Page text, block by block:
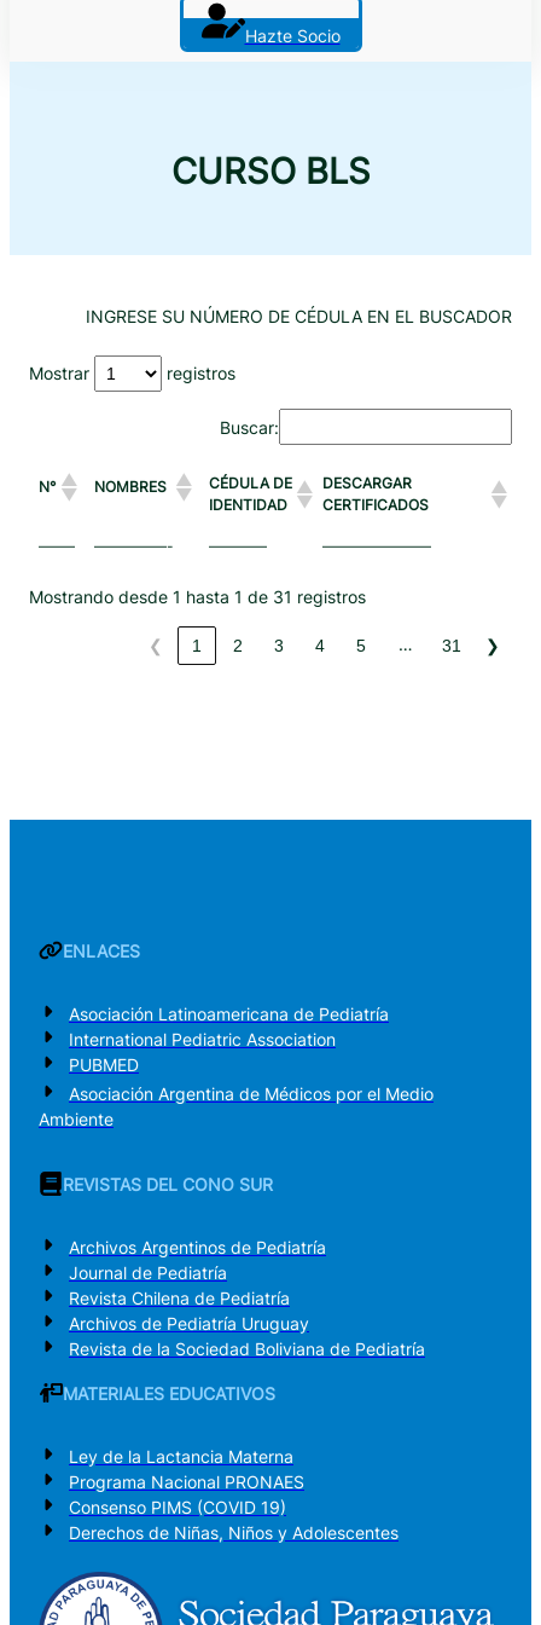
Hazte Socio
CURSO BLS
INGRESE SU NÚMERO DE CÉDULA EN EL BUSCADOR
Mostrar registros
Buscar:
N° NOMBRES
CÉDULA DE
IDENTIDAD
DESCARGAR
CERTIFICADOS
——– —————- ———— ———————–
Mostrando desde 1 hasta 1 de 31 registros
❮ 1 2 3 4 5 … 31 ❯
ENLACES
Asociación Latinoamericana de Pediatría
International Pediatric Association
PUBMED
Asociación Argentina de Médicos por el Medio
Ambiente
REVISTAS DEL CONO SUR
Archivos Argentinos de Pediatría
Journal de Pediatría
Revista Chilena de Pediatría
Archivos de Pediatría Uruguay
Revista de la Sociedad Boliviana de Pediatría
MATERIALES EDUCATIVOS
Ley de la Lactancia Materna
Programa Nacional PRONAES
Consenso PIMS (COVID 19)
Derechos de Niñas, Niños y Adolescentes